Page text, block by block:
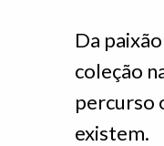
Da
coleção
percurso
existem.